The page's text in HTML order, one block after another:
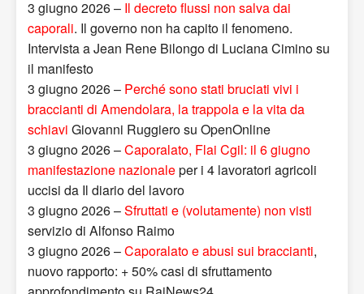
3 giugno 2026 – Il decreto flussi non salva dai
caporali. Il governo non ha capito il fenomeno.
Intervista a Jean Rene Bilongo di Luciana Cimino su
il manifesto
3 giugno 2026 – Perché sono stati bruciati vivi i
braccianti di Amendolara, la trappola e la vita da
schiavi Giovanni Ruggiero su OpenOnline
3 giugno 2026 –Caporalato, Flai Cgil: il 6 giugno
manifestazione nazionaleper i 4 lavoratori agricoli
uccisi da Il diario del lavoro
3 giugno 2026 –Sfruttati e (volutamente) non visti
servizio di Alfonso Raimo
3 giugno 2026 –Caporalato e abusi sui braccianti,
nuovo rapporto: + 50% casi di sfruttamento